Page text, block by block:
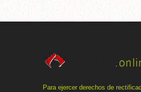
Para ejercer derechos de